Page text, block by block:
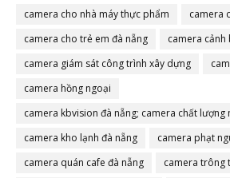
camera cho nhà máy thực phẩm
camera
camera cho trẻ em đà nẵng
camera cảnh
camera giám sát công trình xây dựng
camera hồng ngoại
camera kbvision đà nẵng; camera chất lượng
camera đà nẵng
camera kho lạnh đà nẵng
camera phạt
camera quán cafe đà nẵng
camera trông